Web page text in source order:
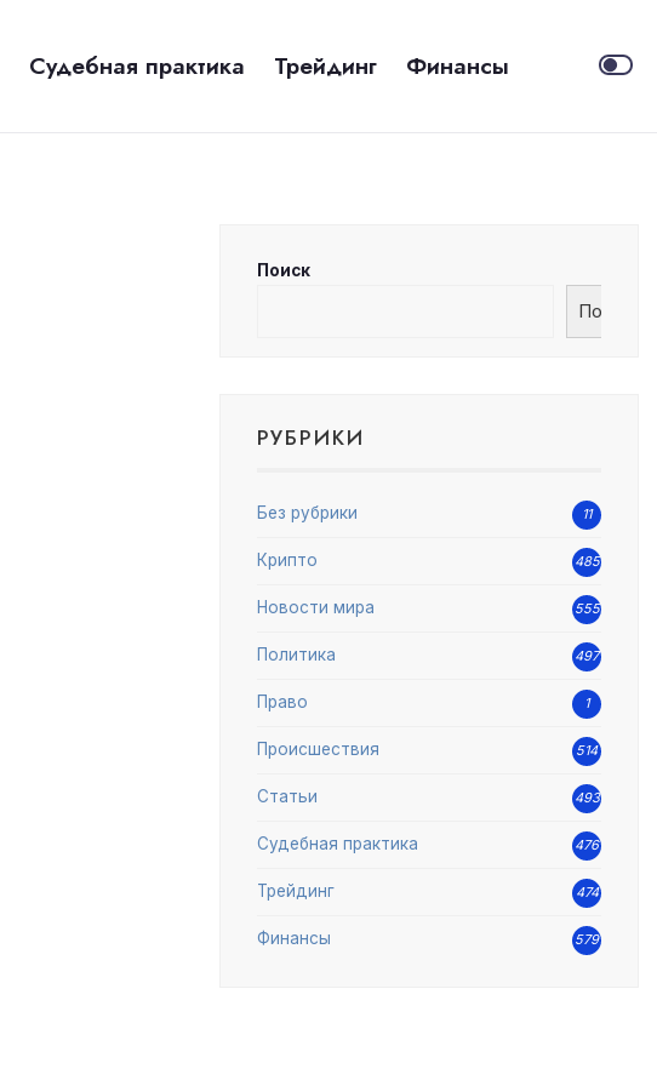
Судебная практика Трейдинг Финансы
Поиск
Поиск
РУБРИКИ
Без рубрики 11
Крипто 485
Новости мира 555
Политика 497
Право 1
Происшествия 514
Статьи 493
Судебная практика 476
Трейдинг 474
Финансы 579